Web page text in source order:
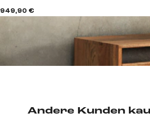
Andere Kunden
949,90 €